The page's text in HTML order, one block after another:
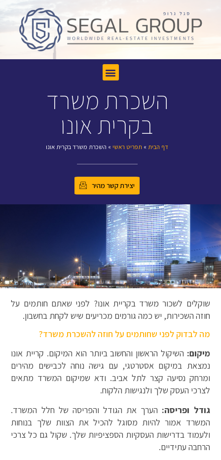
השכרת משרד
בקרית אונו
דף הבית» תפריט ראשי» השכרת משרד בקרית אונו
יצירת קשר מהיר
שוקלים לשכור משרד בקריית אונו? לפני שאתם חותמים על
חוזה השכירות, יש כמה גורמים מכריעים שיש לקחת בחשבון.
מה לבדוק לפני שחותמים על חוזה להשכרת משרד?
מיקום: השיקול הראשון והחשוב ביותר הוא המיקום. קריית אונו
נמצאת במיקום אסטרטגי, עם גישה נוחה לכבישים מהירים
ומרחק נסיעה קצר לתל אביב. ודא שמיקום המשרד מתאים
לצרכי העסק שלך ולנגישות הלקוח.
גודל ופריסה: הערך את הגודל והפריסה של חלל המשרד.
המשרד אמור להיות מסוגל להכיל את הצוות שלך בנוחות
ולעמוד בדרישות העסקיות הספציפיות שלך. שקול גם כל צרכי
הרחבה עתידיים.